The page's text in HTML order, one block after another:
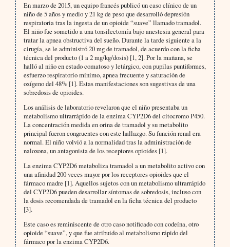
En marzo de 2015, un equipo francés publicó un caso clínico de un
niño de 5 años y medio y 21 kg de peso que desarrolló depresión
respiratoria tras la ingesta de un opioide “suave” llamado tramadol.
El niño fue sometido a una tonsilectomía bajo anestesia general para
tratar la apnea obstructiva del sueño. Durante la tarde siguiente a la
cirugía, se le administró 20 mg de tramadol, de acuerdo con la ficha
técnica del producto (1 a 2 mg/kg/dosis) [1, 2]. Por la mañana, se
halló al niño en estado comatoso y letárgico, con pupilas puntiformes,
esfuerzo respiratorio mínimo, apnea frecuente y saturación de
oxígeno del 48% [1]. Estas manifestaciones son sugestivas de una
sobredosis de opioides.
Los análisis de laboratorio revelaron que el niño presentaba un
metabolismo ultrarrápido de la enzima CYP2D6 del citocromo P450.
La concentración medida en orina de tramadol y su metabolito
principal fueron congruentes con este hallazgo. Su función renal era
normal. El niño volvió a la normalidad tras la administración de
naloxona, un antagonista de los receptores opioides [1].
La enzima CYP2D6 metaboliza tramadol a un metabolito activo con
una afinidad 200 veces mayor por los receptores opioides que el
fármaco madre [1]. Aquellos sujetos con un metabolismo ultrarrápido
del CYP2D6 pueden desarrollar síntomas de sobredosis, incluso con
la dosis recomendada de tramadol en la ficha técnica del producto
[3].
Este caso es reminiscente de otro caso notificado con codeína, otro
opioide “suave”, y que fue atribuido al metabolismo rápido del
fármaco por la enzima CYP2D6.